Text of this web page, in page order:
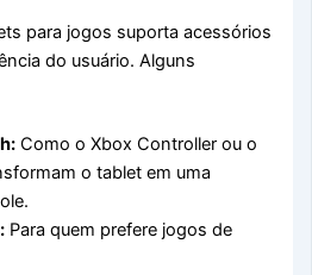
para jogos suporta acessórios
do usuário. Alguns
Como o Xbox Controller ou o
o tablet em uma
Para quem prefere jogos de